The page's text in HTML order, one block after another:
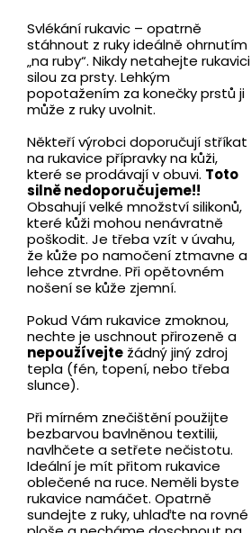
Svlékání rukavic – opatrně
stáhnout z ruky ideálně ohrnutím
„na ruby“. Nikdy netahejte rukavici
silou za prsty. Lehkým
popotažením za konečky prstů ji
může z ruky uvolnit.
Někteří výrobci doporučují stříkat
na rukavice přípravky na kůži,
které se prodávají v obuvi. Toto
silně nedoporučujeme!!
Obsahují velké množství silikonů,
které kůži mohou nenávratně
poškodit. Je třeba vzít v úvahu,
že kůže po namočení ztmavne a
lehce ztvrdne. Při opětovném
nošení se kůže zjemní.
Pokud Vám rukavice zmoknou,
nechte je uschnout přirozeně a
nepoužívejte žádný jiný zdroj
tepla (fén, topení, nebo třeba
slunce).
Při mírném znečištění použijte
bezbarvou bavlněnou textilii,
navlhčete a setřete nečistotu.
Ideální je mít přitom rukavice
oblečené na ruce. Neměli byste
rukavice namáčet. Opatrně
sundejte z ruky, uhlaďte na rovné